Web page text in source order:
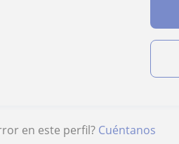
en este perfil? Cuéntanos